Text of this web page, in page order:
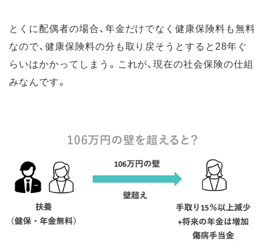
とくに配偶者の場合、年金だけでなく健康保険料も無料
なので、健康保険料の分も取り戻そうとすると28年ぐ
らいはかかってしまう。これが、現在の社会保険の仕組
みなんです。